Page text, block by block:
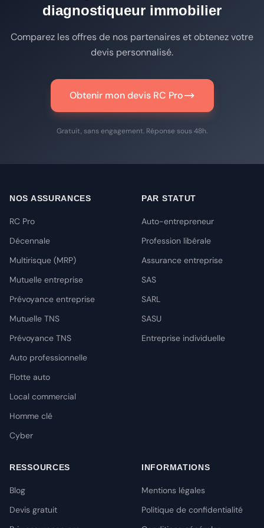
diagnostiqueur immobilier
Comparez les offres de nos partenaires et obtenez votre
devis personnalisé.
Obtenir mon devis RC Pro
Gratuit, sans engagement. Réponse sous 48h.
NOS ASSURANCES
RC Pro
Décennale
Multirisque (MRP)
Mutuelle entreprise
Prévoyance entreprise
Mutuelle TNS
Prévoyance TNS
Auto professionnelle
Flotte auto
Local commercial
Homme clé
Cyber
PAR STATUT
Auto-entrepreneur
Profession libérale
Assurance entreprise
SAS
SARL
SASU
Entreprise individuelle
RESSOURCES
Blog
Devis gratuit
INFORMATIONS
Mentions légales
Politique de confidentialité